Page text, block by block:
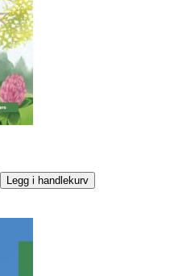
Legg i handlekurv